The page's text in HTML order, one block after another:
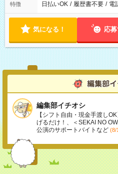
特徴 日払いOK / 履歴書不要 / 電
気になる！ 応
編集部イチオシ
【シフト自由・現金手渡し
げるだけ！、＜SEKAI NO
公演のサポートバイトなど (8/